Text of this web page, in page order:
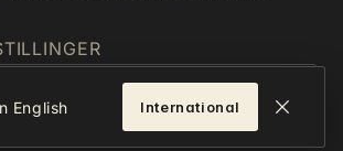
English International
DANMARK